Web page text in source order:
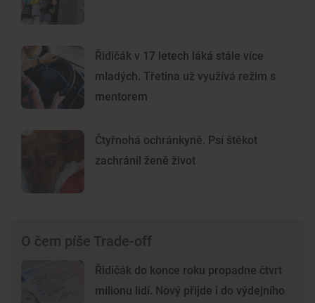
Řidičák v 17 letech láká stále více
mladých. Třetina už využívá režim s
mentorem
Čtyřnohá ochránkyně. Psí štěkot
zachránil ženě život
O čem píše Trade-off
Řidičák do konce roku propadne čtvrt
milionu lidí. Nový přijde i do výdejního